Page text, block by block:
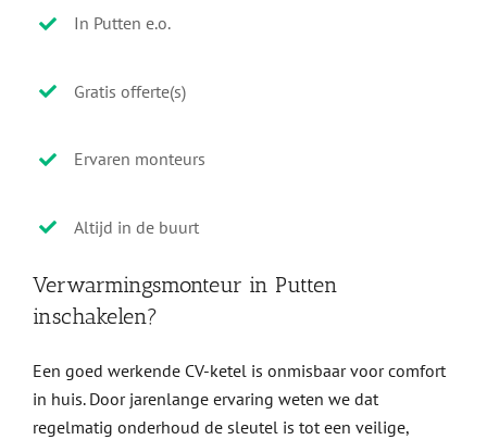
In Putten e.o.
Gratis offerte(s)
Ervaren monteurs
Altijd in de buurt
Verwarmingsmonteur in Putten
inschakelen?
Een goed werkende CV-ketel is onmisbaar voor comfort
in huis. Door jarenlange ervaring weten we dat
regelmatig onderhoud de sleutel is tot een veilige,